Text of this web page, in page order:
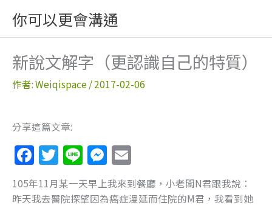
主
你可以更會溝通
新說文解字（更認識自己的特質）
作者:Weiqispace/2017-02-06
分享這篇文章:
F
a
c
T
w
itt
Li
n
e
M
e
ss
m
ai
105年11月某一天早上我來到餐廳，小老闆N君跟我說：
昨天我去醫院探望因為癌症漫延而住院的M君，我看到她